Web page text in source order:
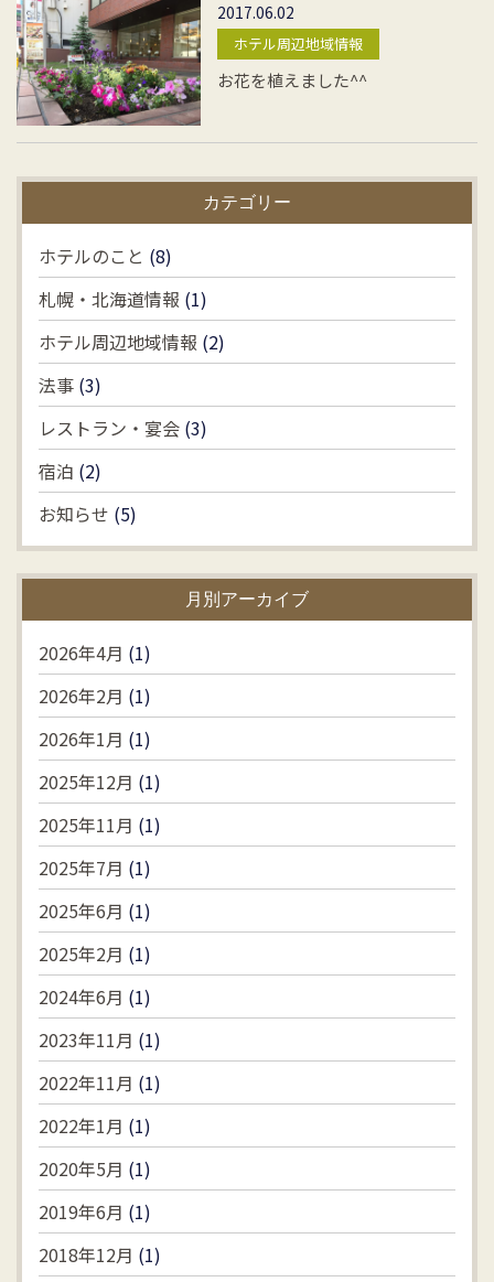
2017.06.02
ホテル周辺地域情報
お花を植えました^^
カテゴリー
ホテルのこと (8)
札幌・北海道情報 (1)
ホテル周辺地域情報 (2)
法事 (3)
レストラン・宴会 (3)
宿泊 (2)
お知らせ (5)
月別アーカイブ
2026年4月 (1)
2026年2月 (1)
2026年1月 (1)
2025年12月 (1)
2025年11月 (1)
2025年7月 (1)
2025年6月 (1)
2025年2月 (1)
2024年6月 (1)
2023年11月 (1)
2022年11月 (1)
2022年1月 (1)
2020年5月 (1)
2019年6月 (1)
2018年12月 (1)